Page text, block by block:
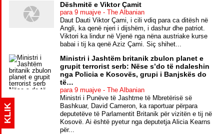
Dëshmitë e Viktor Çamit
para 9 muajve - The Albanian
Daut Dauti Viktor Çami, i cili vdiq para ca ditësh në
Angli, ka qenë njeri i dijshëm, i dashur dhe patriot.
Viktori ka lindur në Vjenë nga nëna austriake kurse
babai i tij ka qenë Aziz Çami. Siç shihet...
Ministri i Jashtëm britanik zbulon planet e
grupit terrorist serb: Nëse s’do të ndaleshin
nga Policia e Kosovës, grupi i Banjskës do
të…
para 9 muajve - The Albanian
Ministri i Punëve të Jashtme të Mbretërisë së
Bashkuar, David Cameron, ka raportuar përpara
deputetëve të Parlamentit Britanik për vizitën e tij në
Kosovë. Ai është pyetur nga deputetja Alicia Kearns
për...
KLIK